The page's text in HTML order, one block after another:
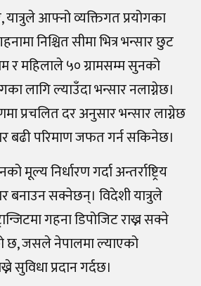
आफ्नो व्यक्तिगत प्रयोगका
निश्चित सीमा भित्र भन्सार छुट
र महिलाले ५० ग्रामसम्म सुनको
लागि ल्याउँदा भन्सार नलाग्नेछ।
प्रचलित दर अनुसार भन्सार लाग्नेछ
परिमाण जफत गर्न सकिनेछ।
निर्धारण गर्दा अन्तर्राष्ट्रिय
बनाउन सक्नेछन्। विदेशी यात्रुले
गहना डिपोजिट राख्न सक्ने
छ, जसले नेपालमा ल्याएको
सुविधा प्रदान गर्दछ।